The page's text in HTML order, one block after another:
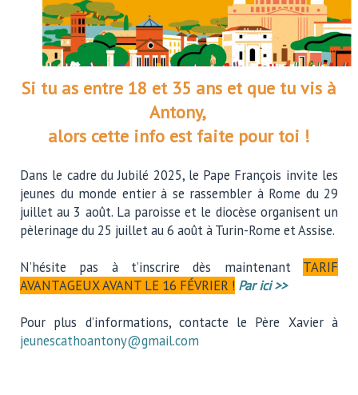
Si tu as entre 18 et 35 ans et que tu vis à
Antony,
alors cette info est faite pour toi !
Dans le cadre du Jubilé 2025, le Pape François invite les
jeunes du monde entier à se rassembler à Rome du 29
juillet au 3 août. La paroisse et le diocèse organisent un
pèlerinage du 25 juillet au 6 août à Turin-Rome et Assise.
N’hésite pas à t’inscrire dès maintenant TARIF
AVANTAGEUX AVANT LE 16 FÉVRIER ! Par ici >>
Pour plus d’informations, contacte le Père Xavier à
jeunescathoantony@gmail.com